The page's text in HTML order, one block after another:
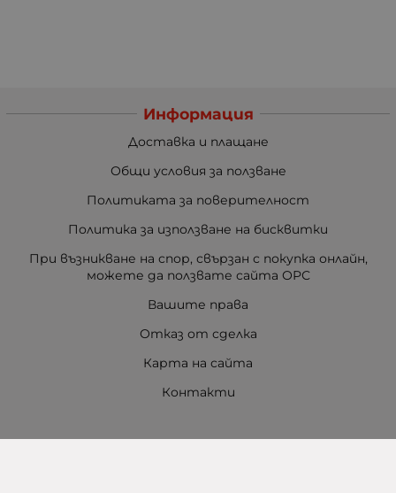
Информация
Доставка и плащане
Общи условия за ползване
Политиката за поверителност
Политика за използване на бисквитки
При възникване на спор, свързан с покупка онлайн,
можете да ползвате сайта ОРС
Вашите права
Отказ от сделка
Карта на сайта
Контакти
Контакти